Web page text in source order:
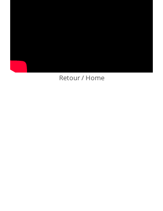
Retour / Home